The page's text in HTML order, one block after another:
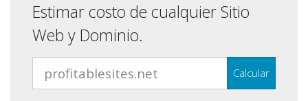
Estimar costo de cualquier Sitio
Web y Dominio.
Calcular